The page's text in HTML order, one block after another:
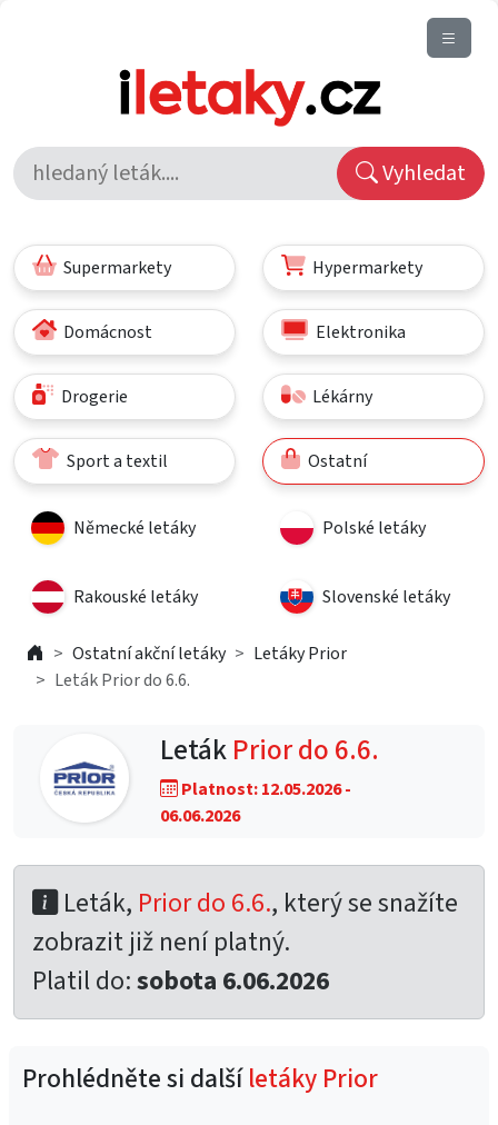
Vyhledat
Supermarkety Hypermarkety
Domácnost Elektronika
Drogerie Lékárny
Sport a textil Ostatní
Německé letáky Polské letáky
Rakouské letáky Slovenské letáky
Ostatní akční letáky
Letáky Prior
Leták Prior do 6.6.
LetákPrior do 6.6.
Platnost: 12.05.2026 -
06.06.2026
Leták, Prior do 6.6., který se snažíte
zobrazit již není platný.
Platil do:sobota 6.06.2026
Prohlédněte si dalšíletáky Prior